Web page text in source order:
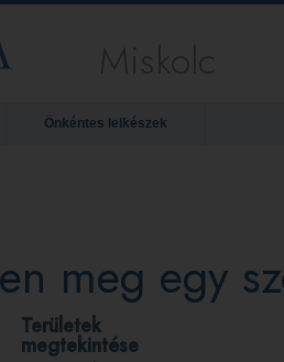
Önkéntes lelkészek
meg egy
Területek
megtekintése